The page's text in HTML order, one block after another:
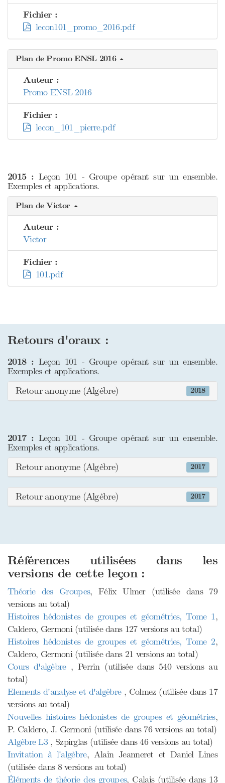
Fichier :
lecon101_promo_2016.pdf
Plan de Promo ENSL 2016
Auteur :
Promo ENSL 2016
Fichier :
lecon_101_pierre.pdf
2015 : Leçon 101 - Groupe opérant sur un ensemble.
Exemples et applications.
Plan de Victor
Auteur :
Victor
Fichier :
101.pdf
Retours d'oraux :
2018 : Leçon 101 - Groupe opérant sur un ensemble.
Exemples et applications.
2018
Retour anonyme (Algèbre)
2017 : Leçon 101 - Groupe opérant sur un ensemble.
Exemples et applications.
2017
Retour anonyme (Algèbre)
2017
Retour anonyme (Algèbre)
Références utilisées dans les
versions de cette leçon :
Théorie des Groupes, Félix Ulmer (utilisée dans 79
versions au total)
Histoires hédonistes de groupes et géométries, Tome 1,
Caldero, Germoni (utilisée dans 127 versions au total)
Histoires hédonistes de groupes et géométries, Tome 2,
Caldero, Germoni (utilisée dans 21 versions au total)
Cours d'algèbre , Perrin (utilisée dans 540 versions au
total)
Elements d'analyse et d'algèbre , Colmez (utilisée dans 17
versions au total)
Nouvelles histoires hédonistes de groupes et géométries,
P. Caldero, J. Germoni (utilisée dans 76 versions au total)
Algèbre L3 , Szpirglas (utilisée dans 46 versions au total)
Invitation à l'algèbre, Alain Jeanneret et Daniel Lines
(utilisée dans 8 versions au total)
Éléments de théorie des groupes, Calais (utilisée dans 13